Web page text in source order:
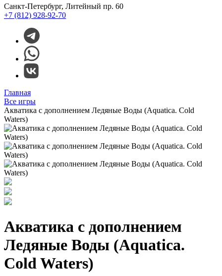
Санкт-Петербург, Литейный пр. 60
+7 (812) 928-92-70
Главная
Все игры
Акватика с дополнением Ледяные Воды (Aquatica. Cold
Waters)
Акватика с дополнением
Ледяные Воды (Aquatica.
Cold Waters)